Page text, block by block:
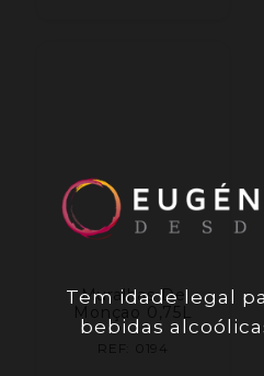
Muralhas De
Monçao 0,75L
REF: 0194
Tem idade legal
bebidas